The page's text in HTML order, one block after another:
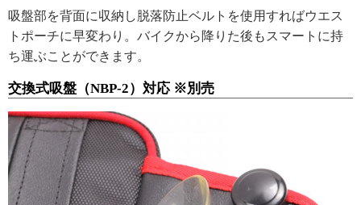
吸盤部を背面に収納し脱落防止ベルトを使用すればウエス
トポーチに早変わり。バイクから降りた後もスマートに持
ち運ぶことができます。
交換式吸盤（NBP-2）対応 ※別売